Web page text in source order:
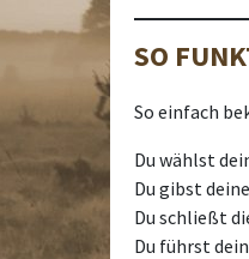
SO
So einfach
Du wählst
Du gibst
Du schließt
Du führst